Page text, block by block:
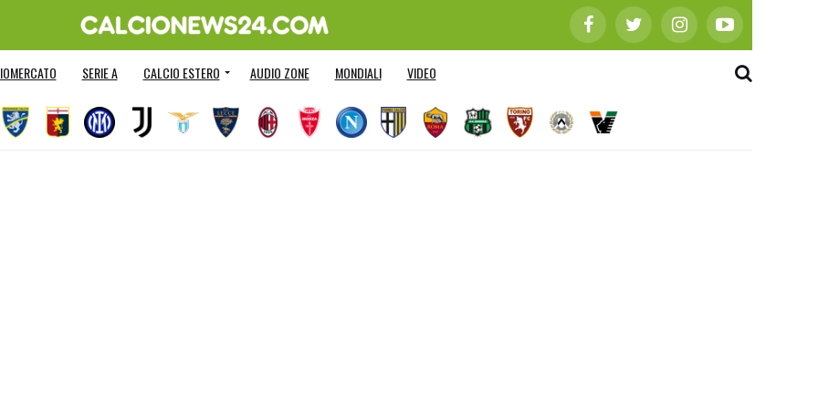
SERIE A CALCIO ESTERO AUDIO ZONE MONDIALI VIDEO